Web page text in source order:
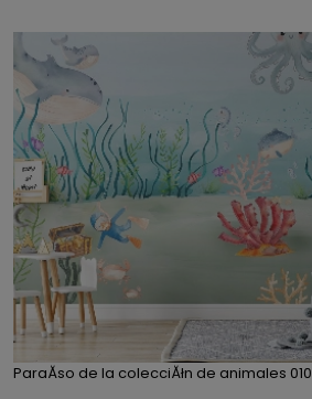
ParaĂ­so de la colecciĂłn de animales 010